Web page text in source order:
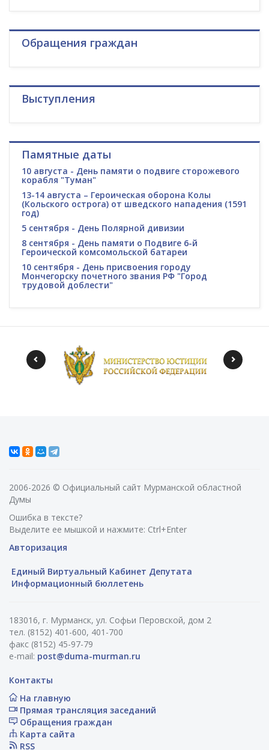
Обращения граждан
Выступления
Памятные даты
10 августа - День памяти о подвиге сторожевого
корабля "Туман"
13-14 августа – Героическая оборона Колы
(Кольского острога) от шведского нападения (1591
год)
5 сентября - День Полярной дивизии
8 сентября - День памяти о Подвиге 6-й
Героической комсомольской батареи
10 сентября - День присвоения городу
Мончегорску почетного звания РФ "Город
трудовой доблести"
2006-2026 © Официальный сайт Мурманской областной
Думы
Ошибка в тексте?
Выделите ее мышкой и нажмите: Ctrl+Enter
Авторизация
Единый Виртуальный Кабинет Депутата
Информационный бюллетень
183016, г. Мурманск, ул. Софьи Перовской, дом 2
тел. (8152) 401-600, 401-700
факс (8152) 45-97-79
e-mail: post@duma-murman.ru
Контакты
На главную
Прямая трансляция заседаний
Обращения граждан
Карта сайта
RSS